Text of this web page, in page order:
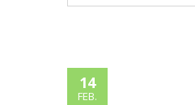
14
FEB.